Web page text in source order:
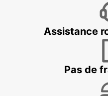
ABRANTESAssistance
Pas de